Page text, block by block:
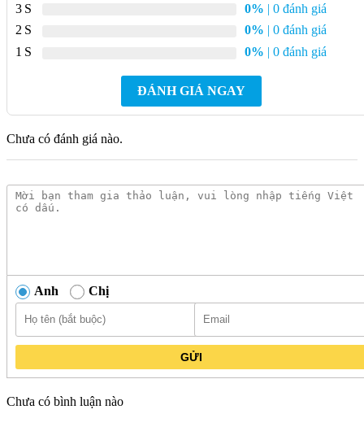
3
0% | 0 đánh giá
2
0% | 0 đánh giá
1
0% | 0 đánh giá
ĐÁNH GIÁ NGAY
Chưa có đánh giá nào.
Anh Chị
GỬI
Chưa có bình luận nào